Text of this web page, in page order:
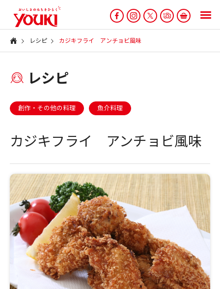
レシピ カジキフライ アンチョビ風味
レシピ
創作・その他の料理 魚介料理
カジキフライ アンチョビ風味